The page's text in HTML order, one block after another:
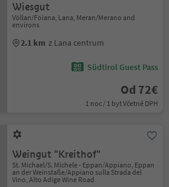
Wiesgut
Völlan/Foiana, Lana, Meran/Merano and
environs
2.1 km z Lana centrum
Südtirol Guest Pass
Od 72€
1 noc / 1 byt Včetně DPH
Weingut "Kreithof"
St. Michael/S. Michele - Eppan/Appiano, Eppan
an der Weinstaße/Appiano sulla Strada del
Vino, Alto Adige Wine Road